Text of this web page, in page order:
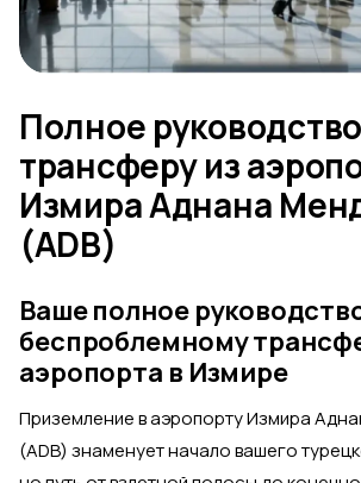
Полное
трансферу из
Измира Аднана
(ADB)
Ваше полное
беспроблемному
аэропорта в Измире
Приземление в аэропорту Измира
(ADB) знаменует начало вашего